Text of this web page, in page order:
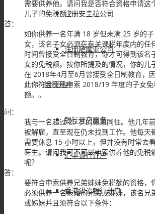
注册安圭拉公司
注册萨摩亚公司
银行开户
银行开户服务
汇丰银行开户
香港建设银行开户
需要供养他。请问我是否符合资格申请这
儿子的免税额 ?
答：
如你供养一名年满 18 岁但未满 25 岁的子
女，该名子女必须在有关课税年度内的任
时间曾接受全日制教育，你才可得到该名
女的免税额。按你所提及的情况，你的儿
在 2018年4月至6月曾接受全日制教育，因
此你符合资格申索 2018/19 年度的子女免
额。。
问：
我与一名超过 25 岁的弟弟同住。他几年
被解雇，直至现在仍未找到工作。他每天
需要休息 15 小时以上，但并没有时常去
医生。请问我可不可以申索供养他的免税
呢？
答：
要符合申索供养兄弟姊妹免税额的资格，
必须供养一名未婚的兄弟或姊妹，该名兄
或姊妹并且须符合以下条件：